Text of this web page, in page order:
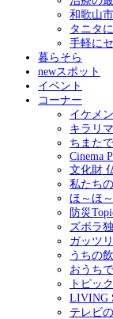
和歌山
タニタ
手軽に
暮らそら
newスポット
イベント
コーナー
イケメ
キラリ
ちまた
Cinema
文化財
私たち
ほ～ほ
防災
ズボラ
ガッツ
うちの
おうち
トピッ
LIVING
テレビ